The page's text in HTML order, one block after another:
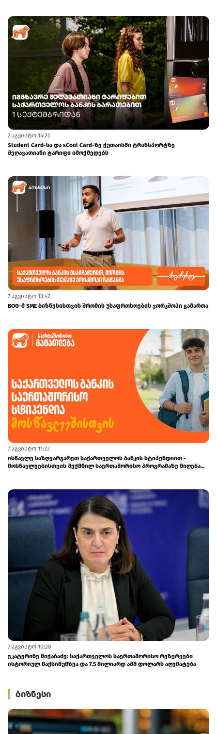
7 აგვისტო 14:20
Student Card-სა და sCool Card-ზე ქუთაისში ტრანსპორტზე
შეღავათიანი ტარიფი იმოქმედებს
7 აგვისტო 13:42
BOG-მ SME ბიზნესისთვის შრომის უსაფრთხოების ვორკშოპი გამართა
7 აგვისტო 11:22
ისწავლე საზღვარგარეთ საქართველოს ბანკის სტიპენდიით -
მოსწავლეებისთვის შექმნილ საერთაშორისო პროგრამაზე მიღება
7 აგვისტო 10:28
ეკატერინე მიქაბაძე: საქართველოს საერთაშორისო რეზერვები
ისტორიულ მაქსიმუმზეა და 7.5 მილიარდ აშშ დოლარს აღემატება
ბიზნესი